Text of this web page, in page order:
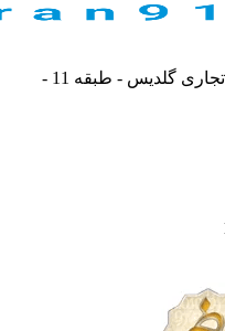
تهران - میدان دوم صادقیه مجتمع تجاری گلدیس - طبقه 11 -